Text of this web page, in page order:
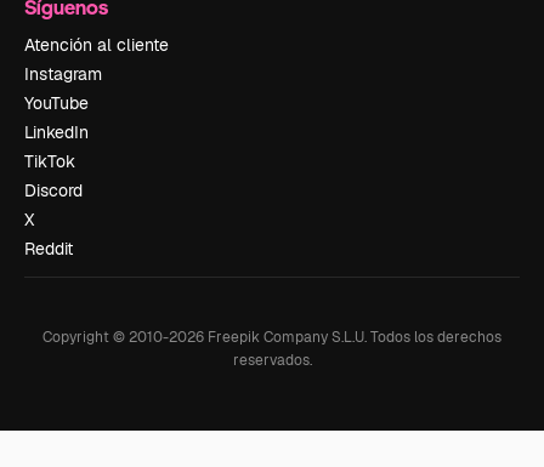
Síguenos
Atención al cliente
Instagram
YouTube
LinkedIn
TikTok
Discord
X
Reddit
Copyright © 2010-2026 Freepik Company S.L.U.Todos los derechos
reservados.